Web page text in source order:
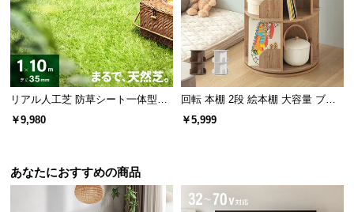
証
に
つ
い
て
会
約
リアル人工芝 防草シート一体型タ
イプ 芝丈35mm 1×10m（自然な見
￥9,980
回転 本棚 2段 絵本棚 大容量 ブッ
クシェルフ
￥5,999
あなたにおすすめの商品